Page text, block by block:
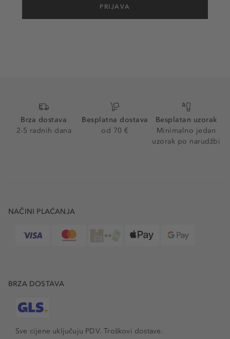
PRIJAVA
Brza dostava
2-5 radnih dana
Besplatna dostava
od 70 €
Besplatan uzorak
Minimalno jedan
uzorak po narudžbi
NAČINI PLAĆANJA
BRZA DOSTAVA
Sve cijene uključuju PDV.Troškovi dostave.